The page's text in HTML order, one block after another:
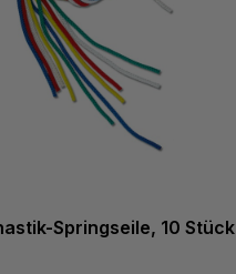
Springseile, 10 Stück